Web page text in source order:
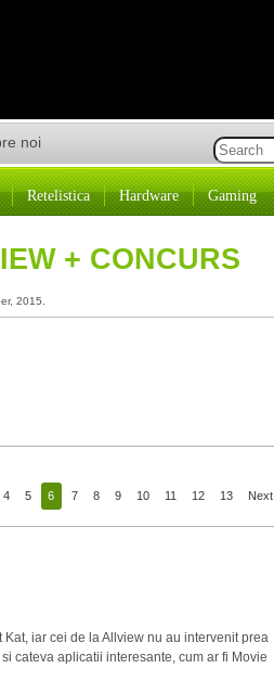
noi
Retelistica Hardware Gaming
+ CONCURS
2015.
4 5 6 7 8 9 10 11 12 13 Next
iar cei de la Allview nu au intervenit prea
cateva aplicatii interesante, cum ar fi Movie